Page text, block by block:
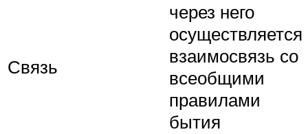
Связь
через него
осуществляется
взаимосвязь со
всеобщими
правилами
бытия